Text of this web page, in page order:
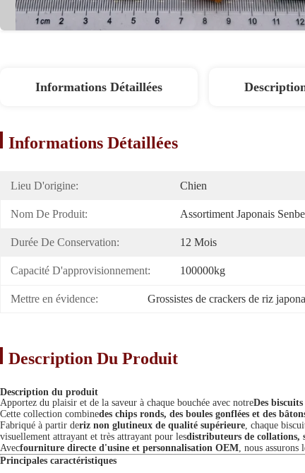
Informations Détaillées
Informations Détaillées
Lieu D'origine: Chien
Nom De Produit: Assortiment Japonais
Durée De Conservation: 12 Mois
Capacité D'approvisionnement: 100000kg
Mettre en évidence: Grossistes de crackers de riz
Description Du Produit
Description du produit
Apportez du plaisir et de la saveur à chaque bouchée avec notreDes
Cette collection combinedes chips ronds, des boules gonflées et des
Fabriqué à partir deriz non glutineux de qualité supérieure, chaque
visuellement attrayant et très attrayant pour lesdistributeurs de collations,
Avecfourniture directe d'usine et personnalisation OEM, nous assurons
Principales caractéristiques